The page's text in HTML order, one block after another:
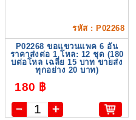
รหัส : P02268
P02268 ขอแขวนแพค 6 อัน
ราคาส่งต่อ 1 โหล: 12 ชุด (180
บต่อโหล เฉลี่ย 15 บาท ขายส่ง
ทุกอย่าง 20 บาท)
180 ฿